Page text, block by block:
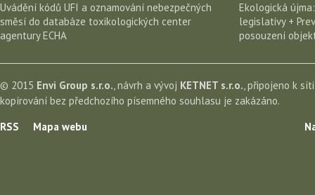
Uvádění kódů UFI a oznamování nebezpečných
směsí do databáze toxikologických center
agentury ECHA
Ekologická
legislativy +
posouzení
© 2015 Envi Group s.r.o., návrh a vývoj KETNET s.r.o., připojeno k
kopírování bez předchozího písemného souhlasu je zakázáno.
RSS
Mapa webu